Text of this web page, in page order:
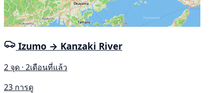
Izumo → Kanzaki River
2 จุด · 2เดือนที่แล้ว
23 การดู